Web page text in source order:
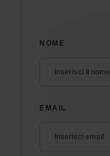
NOME
EMAIL